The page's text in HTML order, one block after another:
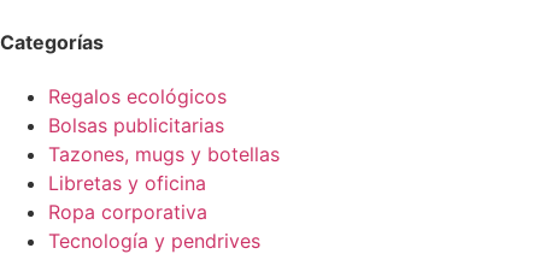
Categorías
Regalos ecológicos
Bolsas publicitarias
Tazones, mugs y botellas
Libretas y oficina
Ropa corporativa
Tecnología y pendrives